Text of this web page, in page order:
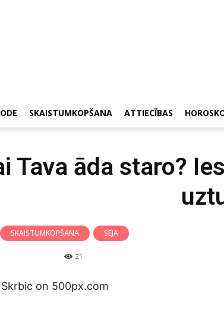
SKAISTUMKOPŠANA ATTIECĪBAS
Tava āda staro?
SKAISTUMKOPŠANA SEJA
21